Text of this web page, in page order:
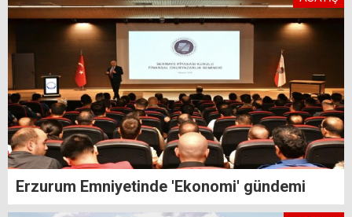
Erzurum Emniyetinde 'Ekonomi' gündemi